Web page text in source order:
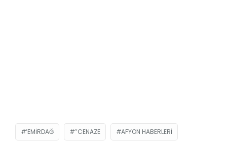
‘EMIRDAĞ ’’CENAZE AFYON HABERLERI